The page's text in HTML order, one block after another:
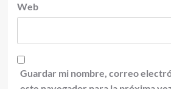
Web
Guardar mi nombre, correo